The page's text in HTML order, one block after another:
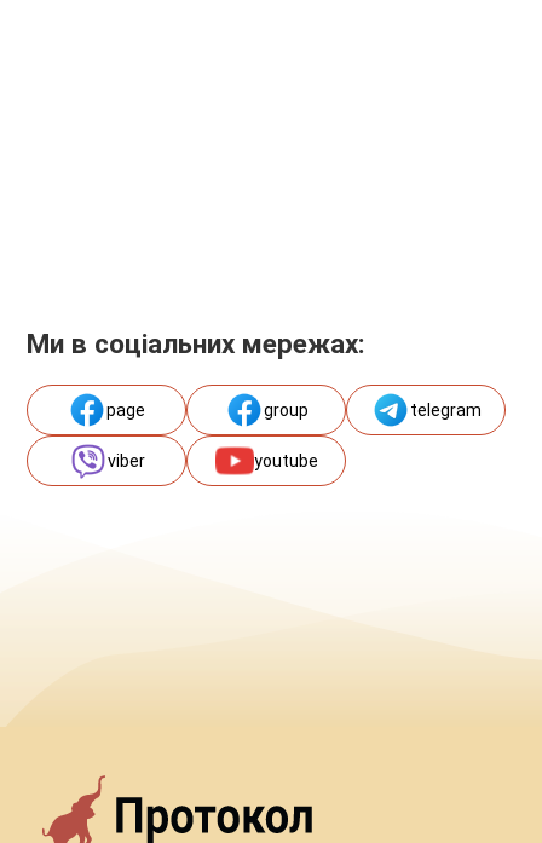
Ми в соціальних мережах:
page group telegram
viber youtube